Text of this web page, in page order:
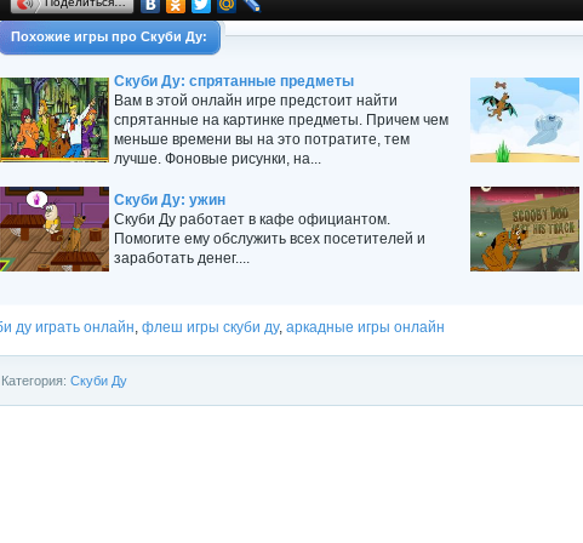
Похожие игры про Скуби Ду:
Скуби Ду: спрятанные предметы
Вам в этой онлайн игре предстоит найти
спрятанные на картинке предметы. Причем чем
меньше времени вы на это потратите, тем
лучше. Фоновые рисунки, на...
Скуби Ду: ужин
Скуби Ду работает в кафе официантом.
Помогите ему обслужить всех посетителей и
заработать денег....
ду играть онлайн, флеш игры скуби ду, аркадные игры онлайн
Категория: Скуби Ду